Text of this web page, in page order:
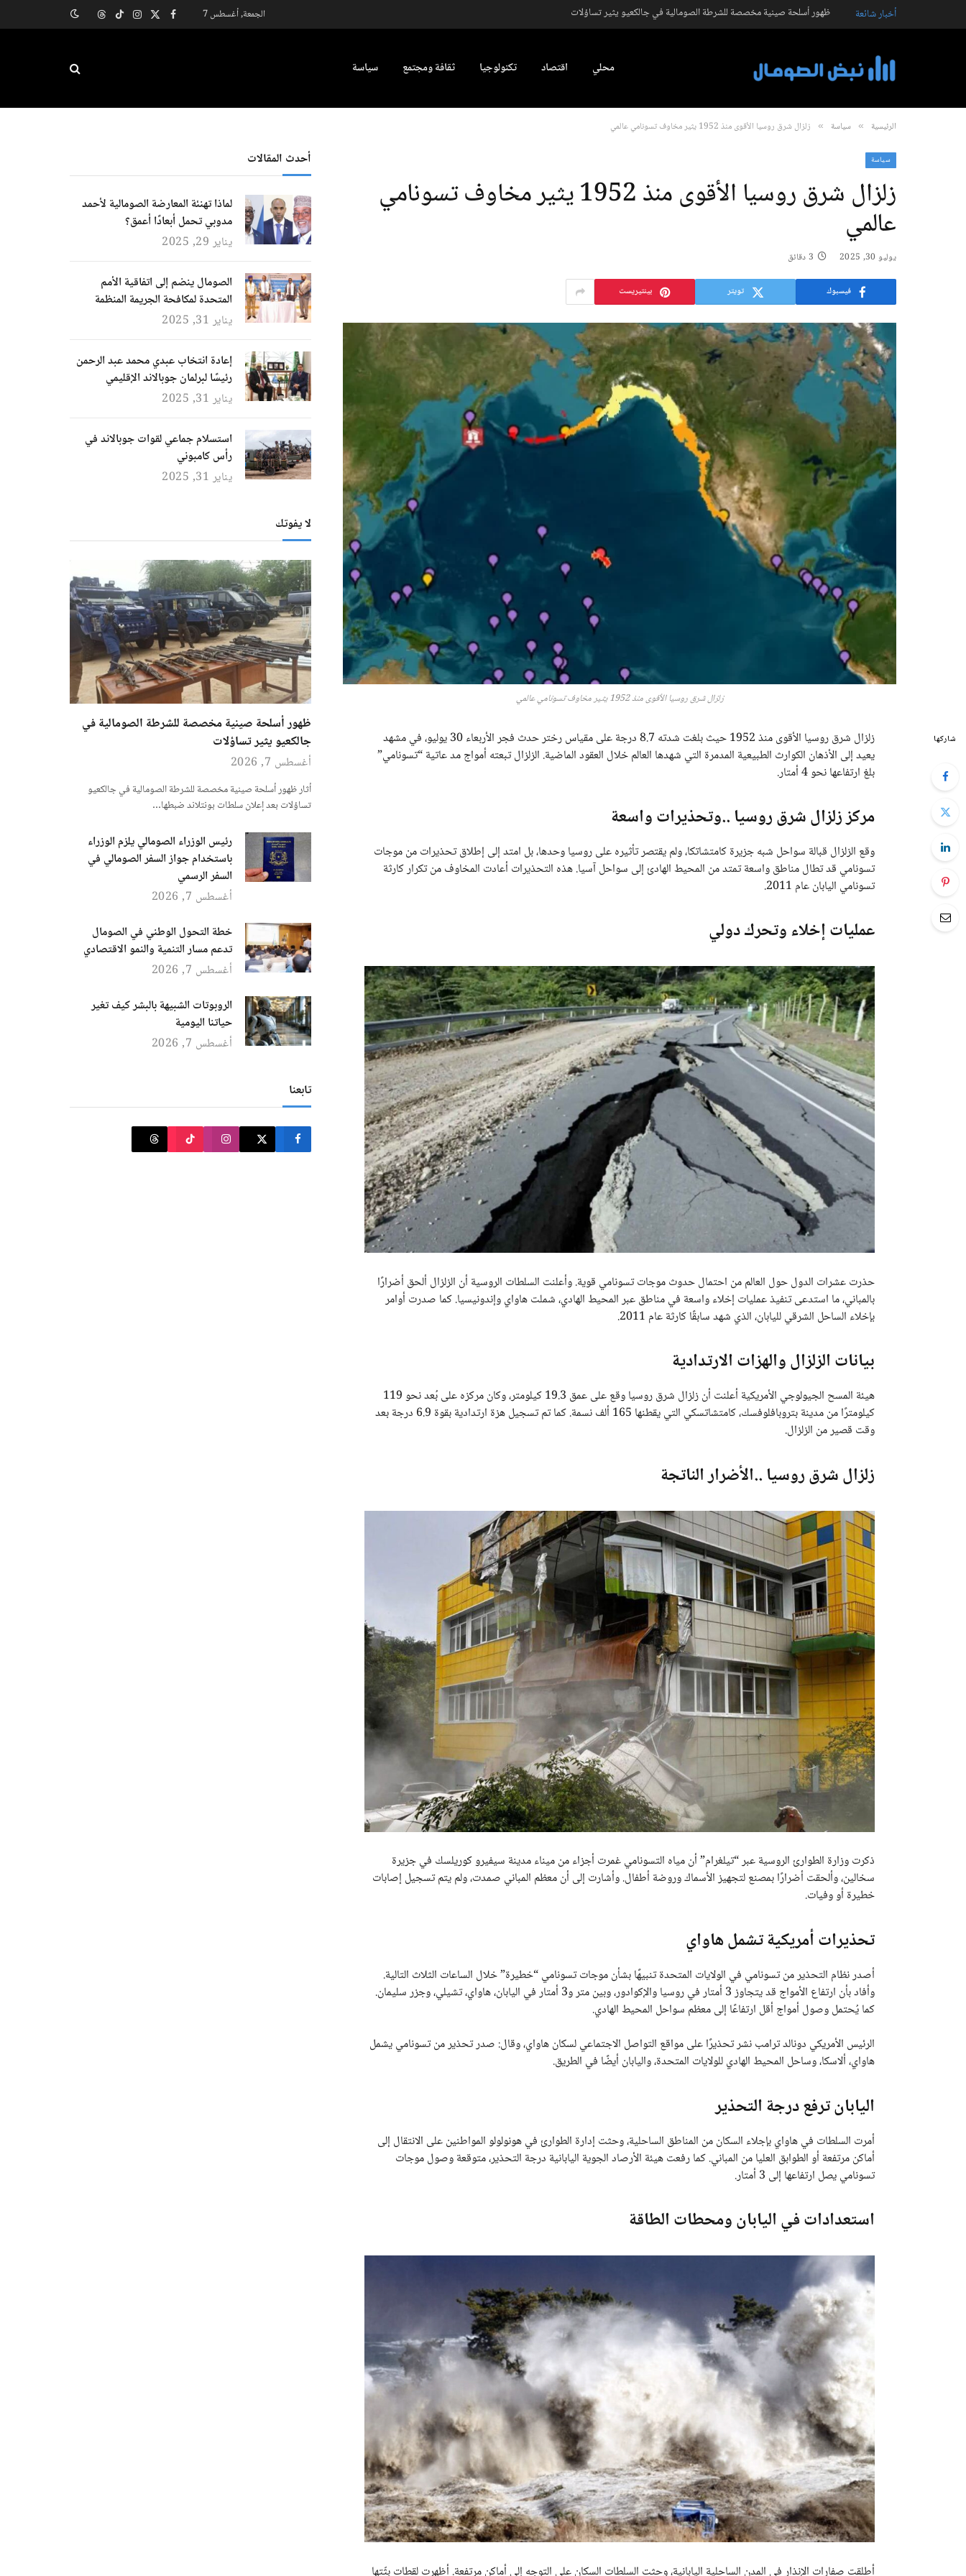
أخبار شائعة ظهور أسلحة صينية مخصصة للشرطة الصومالية في جالكعيو يثير تساؤلات الجمعة, أغسطس 7 فيسبوك
X
الانستغرام
تيكتوكThreads
محلي اقتصاد تكنولوجيا ثقافة ومجتمع سياسة
الرئيسية » سياسة » زلزال شرق روسيا الأقوى منذ 1952 يثير مخاوف تسونامي عالمي
سياسة
زلزال شرق روسيا الأقوى منذ 1952 يثير مخاوف تسونامي
عالمي
يوليو 30, 2025 3 دقائق
فيسبوك تويتر بينتيريست
زلزال شرق روسيا الأقوى منذ 1952 يثير مخاوف تسونامي عالمي
شاركها
زلزال شرق روسيا الأقوى منذ 1952 حيث بلغت شدته 8.7 درجة على مقياس رختر حدث فجر الأربعاء 30 يوليو، في مشهد
يعيد إلى الأذهان الكوارث الطبيعية المدمرة التي شهدها العالم خلال العقود الماضية. الزلزال تبعته أمواج مد عاتية “تسونامي”
بلغ ارتفاعها نحو 4 أمتار.
مركز زلزال شرق روسيا ..وتحذيرات واسعة
وقع الزلزال قبالة سواحل شبه جزيرة كامتشاتكا، ولم يقتصر تأثيره على روسيا وحدها، بل امتد إلى إطلاق تحذيرات من موجات
تسونامي قد تطال مناطق واسعة تمتد من المحيط الهادئ إلى سواحل آسيا. هذه التحذيرات أعادت المخاوف من تكرار كارثة
تسونامي اليابان عام 2011.
عمليات إخلاء وتحرك دولي
حذرت عشرات الدول حول العالم من احتمال حدوث موجات تسونامي قوية. وأعلنت السلطات الروسية أن الزلزال ألحق أضرارًا
بالمباني، ما استدعى تنفيذ عمليات إخلاء واسعة في مناطق عبر المحيط الهادي، شملت هاواي وإندونيسيا. كما صدرت أوامر
بإخلاء الساحل الشرقي لليابان، الذي شهد سابقًا كارثة عام 2011.
بيانات الزلزال والهزات الارتدادية
هيئة المسح الجيولوجي الأمريكية أعلنت أن زلزال شرق روسيا وقع على عمق 19.3 كيلومتر، وكان مركزه على بُعد نحو 119
كيلومترًا من مدينة بتروبافلوفسك، كامتشاتسكي التي يقطنها 165 ألف نسمة. كما تم تسجيل هزة ارتدادية بقوة 6.9 درجة بعد
وقت قصير من الزلزال.
زلزال شرق روسيا ..الأضرار الناتجة
ذكرت وزارة الطوارئ الروسية عبر “تيلغرام” أن مياه التسونامي غمرت أجزاء من ميناء مدينة سيفيرو كوريلسك في جزيرة
سخالين، وألحقت أضرارًا بمصنع لتجهيز الأسماك وروضة أطفال. وأشارت إلى أن معظم المباني صمدت، ولم يتم تسجيل إصابات
خطيرة أو وفيات.
تحذيرات أمريكية تشمل هاواي
أصدر نظام التحذير من تسونامي في الولايات المتحدة تنبيهًا بشأن موجات تسونامي “خطيرة” خلال الساعات الثلاث التالية.
وأفاد بأن ارتفاع الأمواج قد يتجاوز 3 أمتار في روسيا والإكوادور، وبين متر و3 أمتار في اليابان، هاواي، تشيلي، وجزر سليمان.
كما يُحتمل وصول أمواج أقل ارتفاعًا إلى معظم سواحل المحيط الهادي.
الرئيس الأمريكي دونالد ترامب نشر تحذيرًا على مواقع التواصل الاجتماعي لسكان هاواي، وقال: صدر تحذير من تسونامي يشمل
هاواي، ألاسكا، وساحل المحيط الهادي للولايات المتحدة، واليابان أيضًا في الطريق.
اليابان ترفع درجة التحذير
أمرت السلطات في هاواي بإجلاء السكان من المناطق الساحلية، وحثت إدارة الطوارئ في هونولولو المواطنين على الانتقال إلى
أماكن مرتفعة أو الطوابق العليا من المباني. كما رفعت هيئة الأرصاد الجوية اليابانية درجة التحذير، متوقعة وصول موجات
تسونامي يصل ارتفاعها إلى 3 أمتار.
استعدادات في اليابان ومحطات الطاقة
أطلقت صفارات الإنذار في المدن الساحلية اليابانية، وحثت السلطات السكان على التوجه إلى أماكن مرتفعة. أظهرت لقطات بثّتها
أحدث المقالات
لماذا تهنئة المعارضة الصومالية لأحمد
مدوبي تحمل أبعادًا أعمق؟
يناير 29, 2025
الصومال ينضم إلى اتفاقية الأمم
المتحدة لمكافحة الجريمة المنظمة
يناير 31, 2025
إعادة انتخاب عبدي محمد عبد الرحمن
رئيسًا لبرلمان جوبالاند الإقليمي
يناير 31, 2025
استسلام جماعي لقوات جوبالاند في
رأس كامبوني
يناير 31, 2025
لا يفوتك
ظهور أسلحة صينية مخصصة للشرطة الصومالية في
جالكعيو يثير تساؤلات
أغسطس 7, 2026
أثار ظهور أسلحة صينية مخصصة للشرطة الصومالية في جالكعيو
تساؤلات بعد إعلان سلطات بونتلاند ضبطها…
رئيس الوزراء الصومالي يلزم الوزراء
باستخدام جواز السفر الصومالي في
السفر الرسمي
أغسطس 7, 2026
خطة التحول الوطني في الصومال
تدعم مسار التنمية والنمو الاقتصادي
أغسطس 7, 2026
الروبوتات الشبيهة بالبشر كيف تغير
حياتنا اليومية
أغسطس 7, 2026
تابعنا